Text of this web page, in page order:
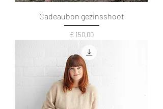
Cadeaubon gezinsshoot
Prijs
€ 150,00